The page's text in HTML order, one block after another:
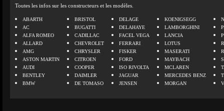
Toutes les infos sur les constructeurs et les modèles.
ABARTH
AC
ALFA ROMEO
ALLARD
AMG
ASTON MARTIN
AUDI
BENTLEY
BMW
BRISTOL
BUGATTI
CADILLAC
CHEVROLET
CHRYSLER
CITROEN
COOPER
DAIMLER
DE TOMASO
DELAGE
DELAHAYE
FACEL VEGA
FERRARI
FISKER
FORD
ISO RIVOLTA
JAGUAR
JENSEN
KOENIGSEGG
LAMBORGHINI
LANCIA
LOTUS
MASERATI
MAYBACH
MCLAREN
MERCEDES BENZ
MORGAN